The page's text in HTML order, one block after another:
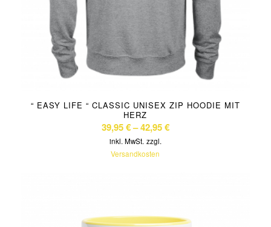
“ EASY LIFE “ CLASSIC UNISEX ZIP HOODIE MIT
HERZ
39,95€–42,95€
inkl. MwSt. zzgl.
Versandkosten